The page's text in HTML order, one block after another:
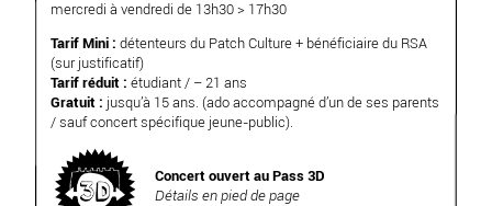
mercredi à vendredi de 13h30 > 17h30
Tarif Mini : détenteurs du Patch Culture + bénéficiaire du RSA
(sur justificatif)
Tarif réduit : étudiant / – 21 ans
Gratuit : jusqu’à 15 ans. (ado accompagné d’un de ses parents
/ sauf concert spécifique jeune-public).
Concert ouvert au Pass 3D
Détails en pied de page